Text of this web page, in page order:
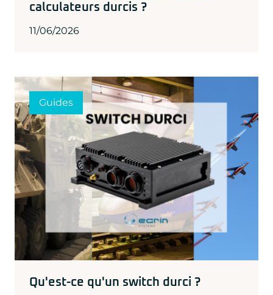
calculateurs durcis ?
11/06/2026
Guides
Qu'est-ce qu'un switch durci ?